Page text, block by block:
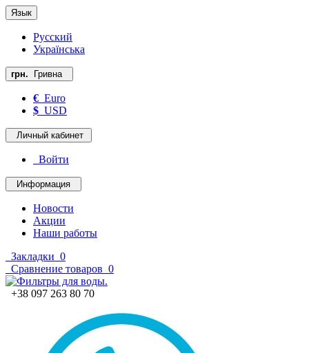
Язык
Русский
Українська
грн. Гривна
€ Euro
$ USD
Личный кабинет
Войти
Информация
Новости
Акции
Наши работы
Закладки 0
Сравнение товаров 0
+38 097 263 80 70